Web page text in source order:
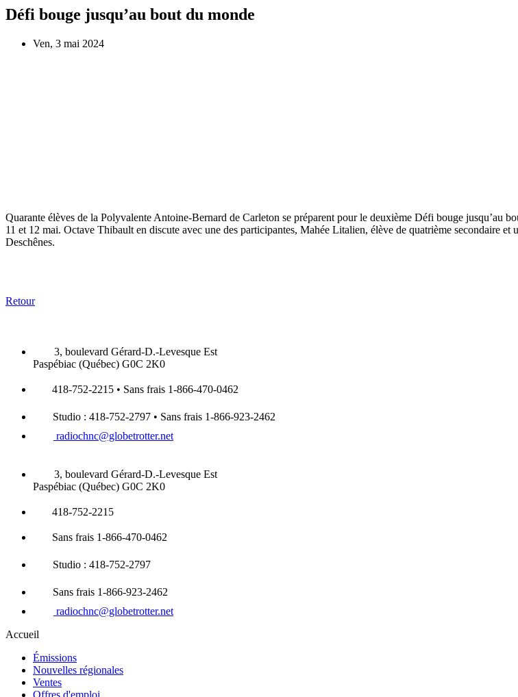
Défi bouge jusqu’au bout du monde
Ven, 3 mai 2024
Quarante élèves de la Polyvalente Antoine-Bernard de Carleton se préparent pour le deuxième Défi bouge jusqu’au
11 et 12 mai. Octave Thibault en discute avec une des participantes, Mahée Litalien, élève de quatrième secondaire
Deschênes.
Retour
3, boulevard Gérard-D.-Levesque Est
Paspébiac (Québec) G0C 2K0
418-752-2215 • Sans frais 1-866-470-0462
Studio : 418-752-2797 • Sans frais 1-866-923-2462
radiochnc@globetrotter.net
3, boulevard Gérard-D.-Levesque Est
Paspébiac (Québec) G0C 2K0
418-752-2215
Sans frais 1-866-470-0462
Studio : 418-752-2797
Sans frais 1-866-923-2462
radiochnc@globetrotter.net
Accueil
Émissions
Nouvelles régionales
Ventes
Offres d'emploi